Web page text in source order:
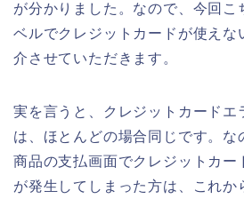
が分かりました。なので、今回こ
ベルでクレジットカードが使えな
介させていただきます。
実を言うと、クレジットカードエ
は、ほとんどの場合同じです。な
商品の支払画面でクレジットカー
が発生してしまった方は、これか